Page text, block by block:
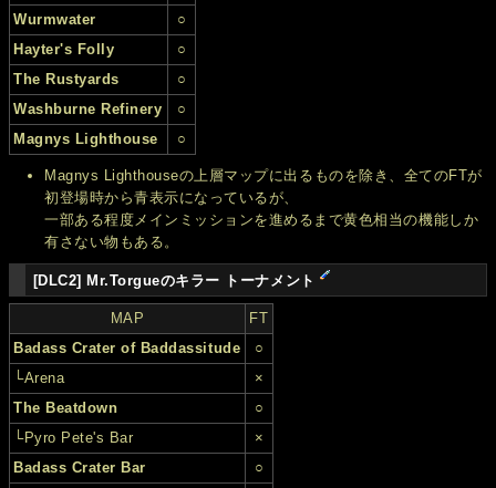
Wurmwater
○
Hayter's Folly
○
The Rustyards
○
Washburne Refinery
○
Magnys Lighthouse
○
Magnys Lighthouseの上層マップに出るものを除き、全てのFTが
初登場時から青表示になっているが、
一部ある程度メインミッションを進めるまで黄色相当の機能しか
有さない物もある。
[DLC2] Mr.Torgueのキラー トーナメント
MAP
FT
Badass Crater of Baddassitude
○
└Arena
×
The Beatdown
○
└Pyro Pete's Bar
×
Badass Crater Bar
○